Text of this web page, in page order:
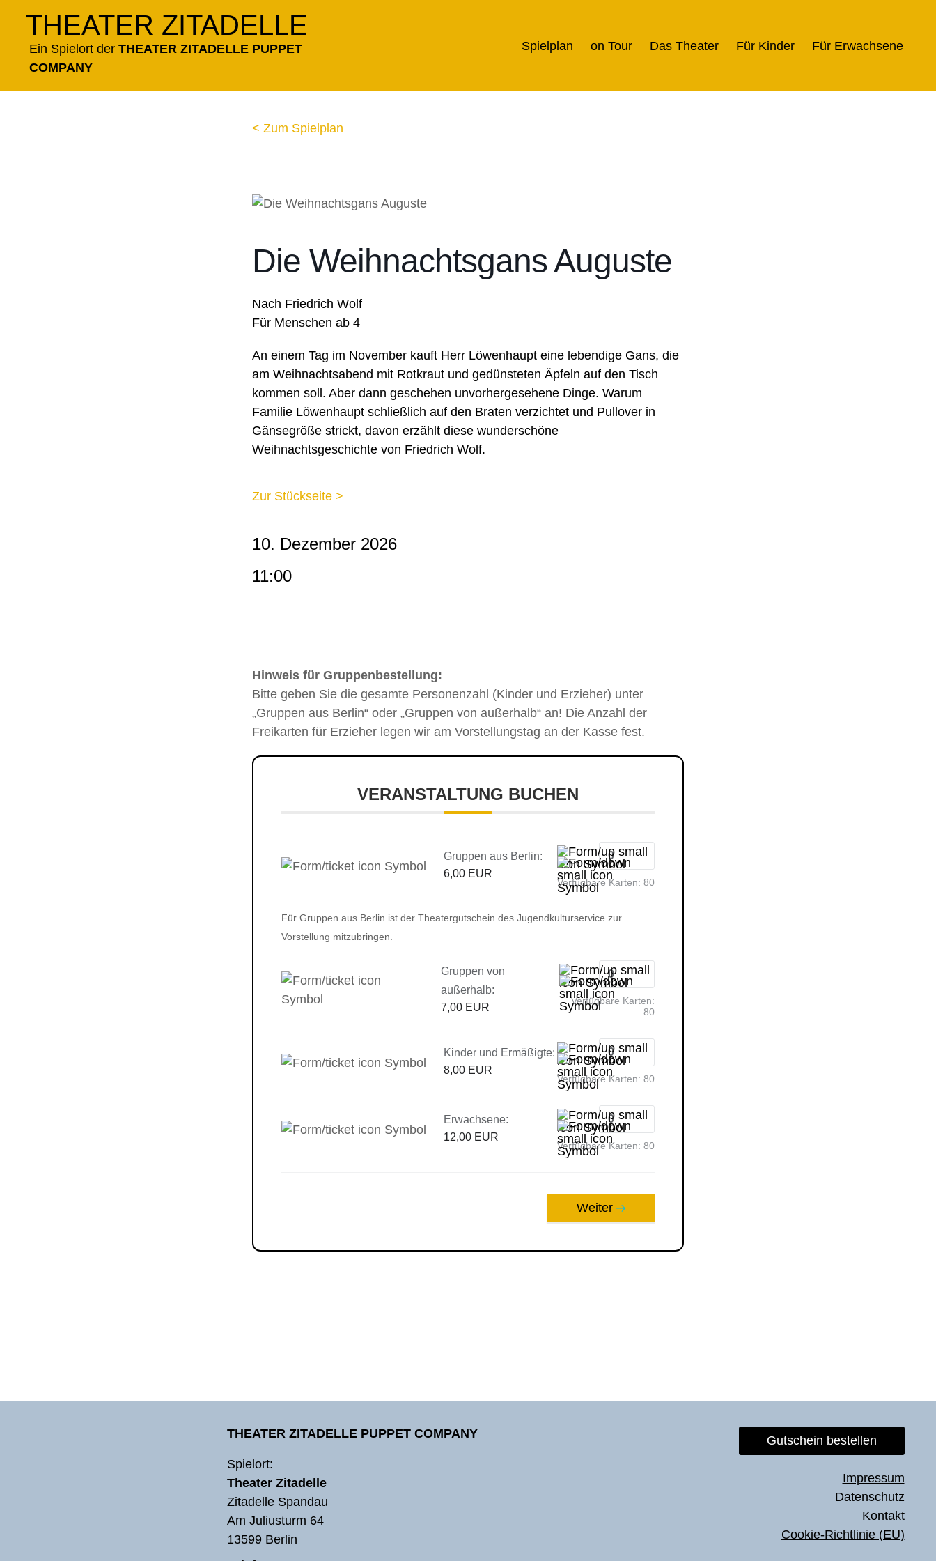
springen
THEATER ZITADELLE
Ein Spielort der THEATER ZITADELLE PUPPET
COMPANY
Spielplan on Tour Das Theater Für Kinder Für Erwachsene
< Zum Spielplan
Die Weihnachtsgans Auguste
Nach Friedrich Wolf
Für Menschen ab 4
An einem Tag im November kauft Herr Löwenhaupt eine lebendige Gans, die
am Weihnachtsabend mit Rotkraut und gedünsteten Äpfeln auf den Tisch
kommen soll. Aber dann geschehen unvorhergesehene Dinge. Warum
Familie Löwenhaupt schließlich auf den Braten verzichtet und Pullover in
Gänsegröße strickt, davon erzählt diese wunderschöne
Weihnachtsgeschichte von Friedrich Wolf.
Zur Stückseite >
10. Dezember 2026
11:00
Hinweis für Gruppenbestellung:
Bitte geben Sie die gesamte Personenzahl (Kinder und Erzieher) unter
„Gruppen aus Berlin“ oder „Gruppen von außerhalb“ an! Die Anzahl der
Freikarten für Erzieher legen wir am Vorstellungstag an der Kasse fest.
VERANSTALTUNG BUCHEN
Gruppen aus Berlin:
6,00 EUR
Verfügbare Karten: 80
Für Gruppen aus Berlin ist der Theatergutschein des Jugendkulturservice zur
Vorstellung mitzubringen.
Gruppen von
außerhalb:
7,00 EUR
Verfügbare Karten:
80
Kinder und Ermäßigte:
8,00 EUR
Verfügbare Karten: 80
Erwachsene:
12,00 EUR
Verfügbare Karten: 80
Weiter
THEATER ZITADELLE PUPPET COMPANY
Spielort:
Theater Zitadelle
Zitadelle Spandau
Am Juliusturm 64
13599 Berlin
Gutschein bestellen
Impressum
Datenschutz
Kontakt
Cookie-Richtlinie (EU)